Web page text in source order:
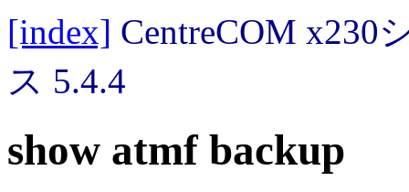
[index] CentreCOM x230
ス 5.4.4
show atmf backup